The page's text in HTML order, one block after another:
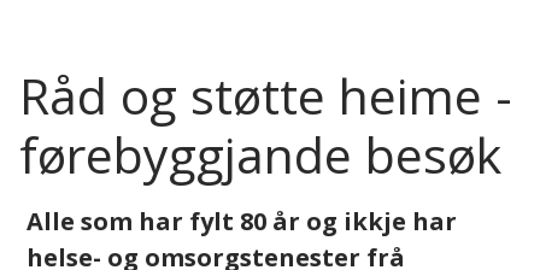
a
d
Råd og støtte heime -
førebyggjande besøk
Alle som har fylt 80 år og ikkje har
helse- og omsorgstenester frå